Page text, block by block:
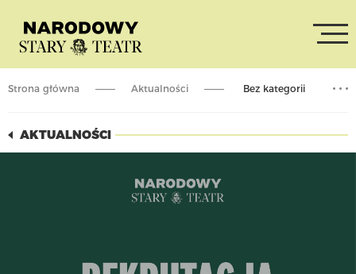
Strona główna Bez kategorii
Aktualności
AKTUALNOŚCI